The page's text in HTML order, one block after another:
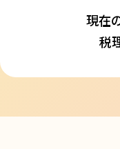
現在
税